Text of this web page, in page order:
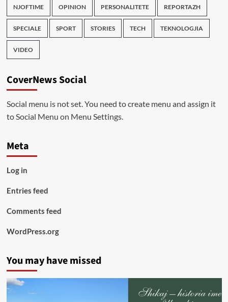
NJOFTIME OPINION PERSONALITETE REPORTAZH
SPECIALE SPORT STORIES TECH TEKNOLOGJIA
VIDEO
CoverNews Social
Social menu is not set. You need to create menu and assign it
to Social Menu on Menu Settings.
Meta
Log in
Entries feed
Comments feed
WordPress.org
You may have missed